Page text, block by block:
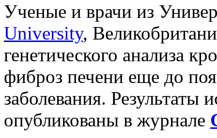
Ученые и врачи из
University,
генетического анализа
фиброз печени еще до
заболевания. Результаты
опубликованы в журнале